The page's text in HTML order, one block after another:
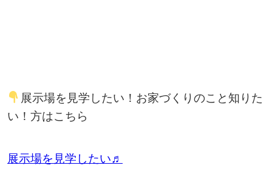
展示場を見学したい！お家づくりのこと知りた
い！方はこちら
展示場を見学したい♬